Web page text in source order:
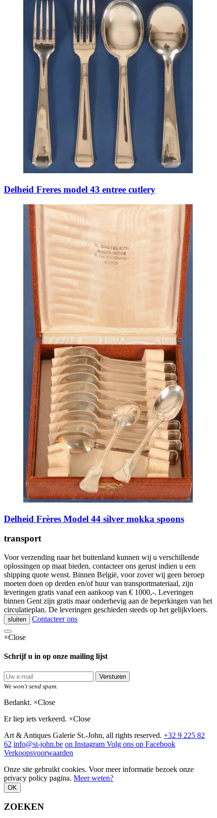
Delheid Freres model 43 entree cutlery
Delheid Frères Model 44 silver mokka spoons
transport
Voor verzending naar het buitenland kunnen wij u verschillende
oplossingen op maat bieden, contacteer ons gerust indien u een
shipping quote wenst. Binnen België, voor zover wij geen beroep
moeten doen op derden en/of huur van transportmateriaal, zijn
leveringen gratis vanaf een aankoop van € 1000,-. Leveringen
binnen Gent zijn gratis maar onderhevig aan de beperkingen van het
circulatieplan. De leveringen geschieden steeds op het gelijkvloers.
sluiten Contacteer ons
×Close
Schrijf u in op onze mailing lijst
Versturen
We won't send spam.
Bedankt. ×Close
Er liep iets verkeerd. ×Close
Art & Antiques Galerie St.-John, all rights reserved. +32 9 225 82
62 info@st-john.be on Instagram Volg ons op Facebook
Verkoopsvoorwaarden
Onze site gebruikt cookies. Voor meer informatie bezoek onze
privacy policy pagina. Meer weten?
OK
ZOEKEN